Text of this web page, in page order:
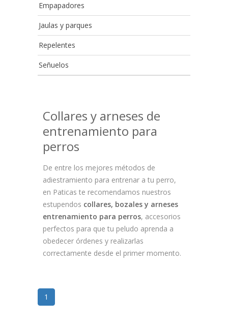
Empapadores
Jaulas y parques
Repelentes
Señuelos
Collares y arneses de
entrenamiento para
perros
De entre los mejores métodos de
adiestramiento para entrenar a tu perro,
en Paticas te recomendamos nuestros
estupendos collares, bozales y arneses
entrenamiento para perros, accesorios
perfectos para que tu peludo aprenda a
obedecer órdenes y realizarlas
correctamente desde el primer momento.
1